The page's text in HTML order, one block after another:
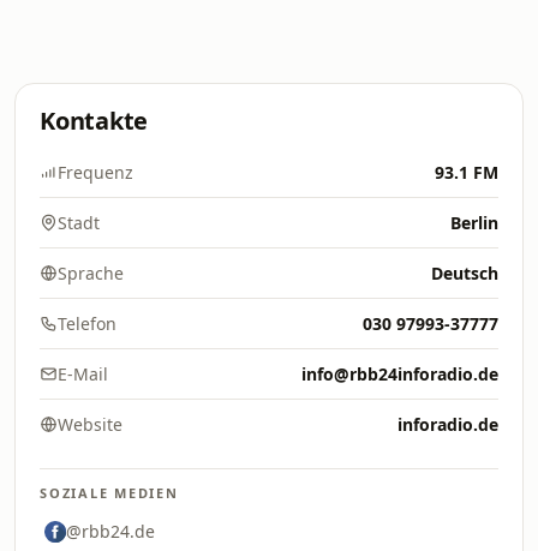
Kontakte
Frequenz 93.1 FM
Stadt Berlin
Sprache Deutsch
Telefon 030 97993-37777
E-Mail info@rbb24inforadio.de
Website inforadio.de
SOZIALE MEDIEN
@rbb24.de